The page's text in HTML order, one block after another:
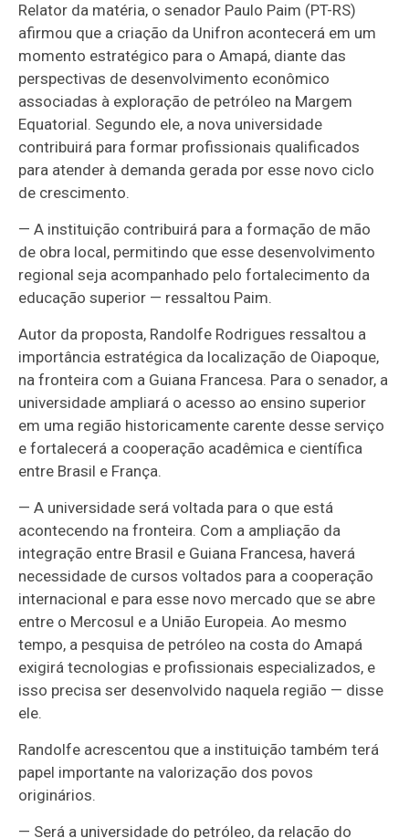
Relator da matéria, o senador Paulo Paim (PT-RS)
afirmou que a criação da Unifron acontecerá em um
momento estratégico para o Amapá, diante das
perspectivas de desenvolvimento econômico
associadas à exploração de petróleo na Margem
Equatorial. Segundo ele, a nova universidade
contribuirá para formar profissionais qualificados
para atender à demanda gerada por esse novo ciclo
de crescimento.
— A instituição contribuirá para a formação de mão
de obra local, permitindo que esse desenvolvimento
regional seja acompanhado pelo fortalecimento da
educação superior — ressaltou Paim.
Autor da proposta, Randolfe Rodrigues ressaltou a
importância estratégica da localização de Oiapoque,
na fronteira com a Guiana Francesa. Para o senador, a
universidade ampliará o acesso ao ensino superior
em uma região historicamente carente desse serviço
e fortalecerá a cooperação acadêmica e científica
entre Brasil e França.
— A universidade será voltada para o que está
acontecendo na fronteira. Com a ampliação da
integração entre Brasil e Guiana Francesa, haverá
necessidade de cursos voltados para a cooperação
internacional e para esse novo mercado que se abre
entre o Mercosul e a União Europeia. Ao mesmo
tempo, a pesquisa de petróleo na costa do Amapá
exigirá tecnologias e profissionais especializados, e
isso precisa ser desenvolvido naquela região — disse
ele.
Randolfe acrescentou que a instituição também terá
papel importante na valorização dos povos
originários.
— Será a universidade do petróleo, da relação do